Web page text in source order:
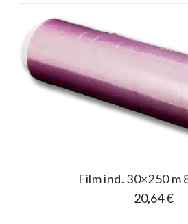
Film ind. 30×250 m
20,64€